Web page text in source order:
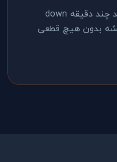
هر بار سایت رو آپدیت میکنید، باید چند دقیقه down
بدون هیچ قطعی